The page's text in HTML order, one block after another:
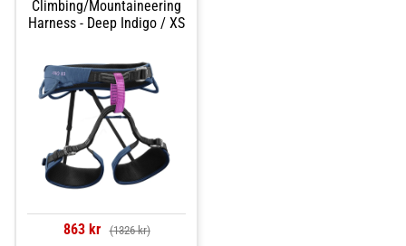
Climbing/Mountaineering
Harness - Deep Indigo / XS
863 kr (1326 kr)